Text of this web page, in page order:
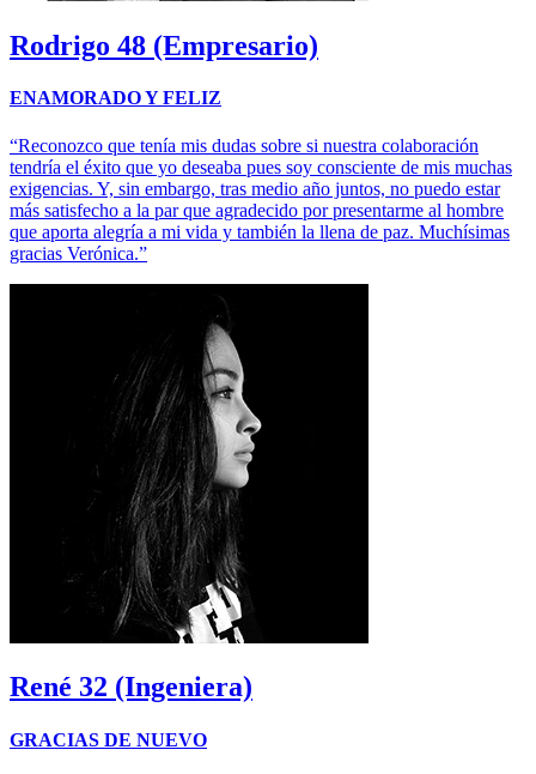
Rodrigo 48 (Empresario)
ENAMORADO Y FELIZ
“Reconozco que tenía mis dudas sobre si nuestra colaboración
tendría el éxito que yo deseaba pues soy consciente de mis muchas
exigencias. Y, sin embargo, tras medio año juntos, no puedo estar
más satisfecho a la par que agradecido por presentarme al hombre
que aporta alegría a mi vida y también la llena de paz. Muchísimas
gracias Verónica.”
René 32 (Ingeniera)
GRACIAS DE NUEVO